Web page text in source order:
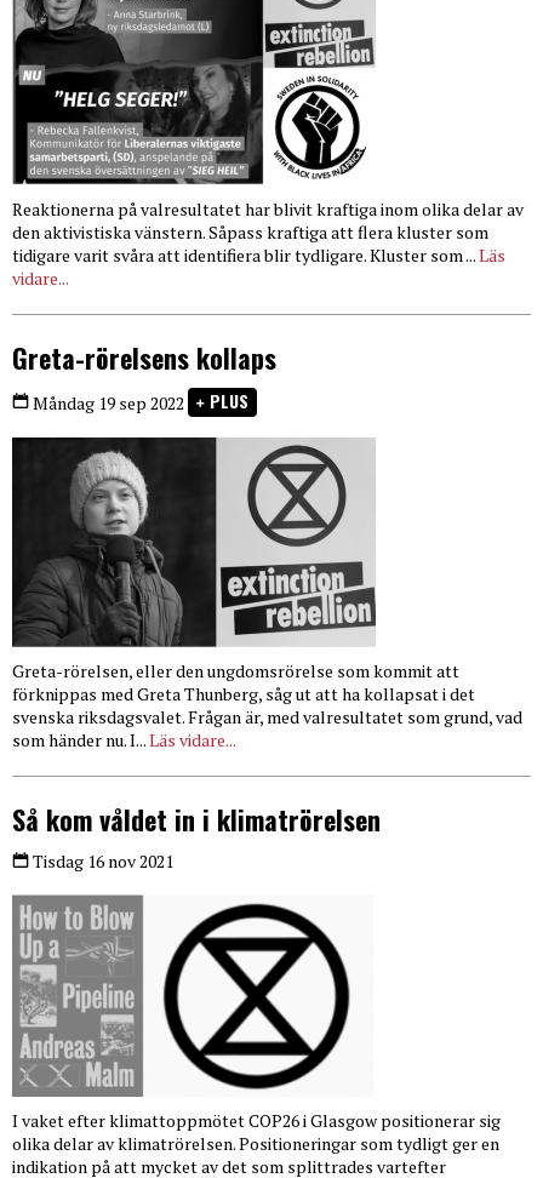
Reaktionerna på valresultatet har blivit kraftiga inom olika delar av
den aktivistiska vänstern. Såpass kraftiga att flera kluster som
tidigare varit svåra att identifiera blir tydligare. Kluster som ...Läs
vidare...
Greta-rörelsens kollaps
Måndag 19 sep 2022 PLUS
Greta-rörelsen, eller den ungdomsrörelse som kommit att
förknippas med Greta Thunberg, såg ut att ha kollapsat i det
svenska riksdagsvalet. Frågan är, med valresultatet som grund, vad
som händer nu. I...Läs vidare...
Så kom våldet in i klimatrörelsen
Tisdag 16 nov 2021
I vaket efter klimattoppmötet COP26 i Glasgow positionerar sig
olika delar av klimatrörelsen. Positioneringar som tydligt ger en
indikation på att mycket av det som splittrades vartefter